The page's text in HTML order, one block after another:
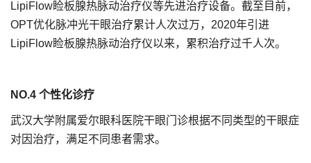
LipiFlow睑板腺热脉动治疗仪等先进治疗设备。截至目前，
OPT优化脉冲光干眼治疗累计人次过万，2020年引进
LipiFlow睑板腺热脉动治疗仪以来，累积治疗过千人次。
NO.4 个性化诊疗
武汉大学附属爱尔眼科医院干眼门诊根据不同类型的干眼症
对因治疗，满足不同患者需求。